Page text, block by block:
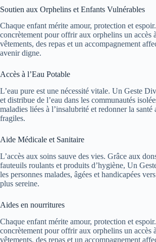
Soutien aux Orphelins et Enfants Vulnérables
Chaque enfant mérite amour, protection et
concrètement pour offrir aux orphelins un accès
vêtements, des repas et un accompagnement
avenir digne.
Accès à l’Eau Potable
L’eau pure est une nécessité vitale. Un Geste
et distribue de l’eau dans les communautés
maladies liées à l’insalubrité et redonner la
fragiles.
Aide Médicale et Sanitaire
L’accès aux soins sauve des vies. Grâce aux
fauteuils roulants et produits d’hygiène, Un
les personnes malades, âgées et handicapées
plus sereine.
Aides en nourritures
Chaque enfant mérite amour, protection et
concrètement pour offrir aux orphelins un accès
vêtements, des repas et un accompagnement